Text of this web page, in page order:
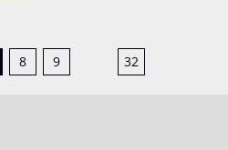
8 9 32